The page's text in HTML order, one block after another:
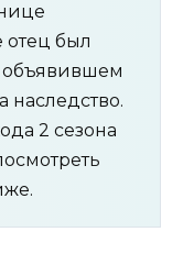
отец был
объявившем
наследство.
2 сезона